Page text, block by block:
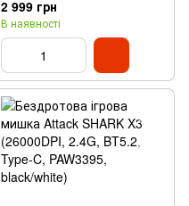
2 999 грн
В наявності